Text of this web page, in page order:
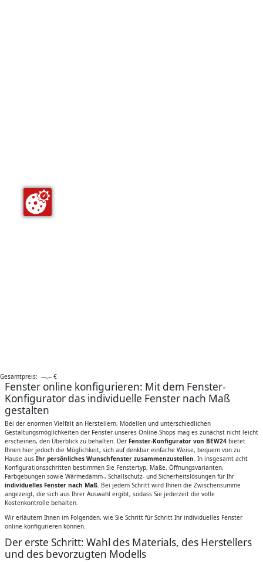
Gesamtpreis: ---,-- €
Fenster online konfigurieren: Mit dem Fenster-
Konfigurator das individuelle Fenster nach Maß
gestalten
Bei der enormen Vielfalt an Herstellern, Modellen und unterschiedlichen
Gestaltungsmöglichkeiten der Fenster unseres Online-Shops mag es zunächst nicht leicht
erscheinen, den Überblick zu behalten. Der Fenster-Konfigurator von BEW24bietet
Ihnen hier jedoch die Möglichkeit, sich auf denkbar einfache Weise, bequem von zu
Hause aus Ihr persönliches Wunschfenster zusammenzustellen. In insgesamt acht
Konfigurationsschritten bestimmen Sie Fenstertyp, Maße, Öffnungsvarianten,
Farbgebungen sowie Wärmedämm-, Schallschutz- und Sicherheitslösungen für Ihr
individuelles Fenster nach Maß. Bei jedem Schritt wird Ihnen die Zwischensumme
angezeigt, die sich aus Ihrer Auswahl ergibt, sodass Sie jederzeit die volle
Kostenkontrolle behalten.
Wir erläutern Ihnen im Folgenden, wie Sie Schritt für Schritt Ihr individuelles Fenster
online konfigurieren können.
Der erste Schritt: Wahl des Materials, des Herstellers
und des bevorzugten Modells